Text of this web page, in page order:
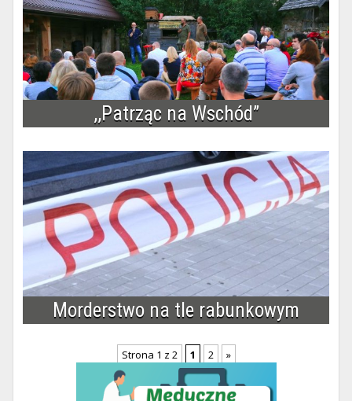
,,Patrząc na Wschód”
Morderstwo na tle rabunkowym
Strona 1 z 2 1 2 »